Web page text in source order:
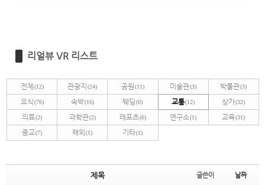
리얼뷰 VR 리스트
전체(12) 관광지 (24) 공원(11) 미술관(3) 박물관(3)
요식(76) 숙박(16) 웨딩 (0) 교통(12) 상가(32)
의료(2) 과학관(2) 레포츠(6) 연구소(1) 교육(31)
종교(7) 해외 (1) 기타(1)
제목 글쓴이 날짜